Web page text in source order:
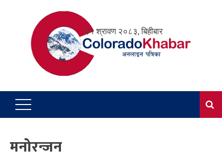
२१ श्रावण २०८३, बिहीबार
मनोरन्जन